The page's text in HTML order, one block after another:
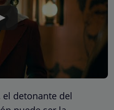
detonante del